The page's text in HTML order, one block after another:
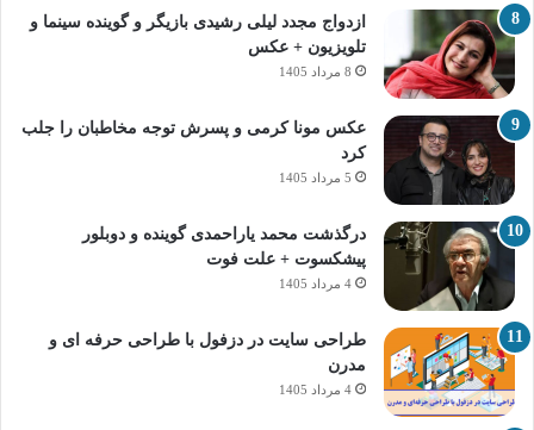
ازدواج مجدد لیلی رشیدی بازیگر و گوینده سینما و
تلویزیون + عکس
8 مرداد 1405
عکس مونا کرمی و پسرش توجه مخاطبان را جلب
کرد
5 مرداد 1405
درگذشت محمد یاراحمدی گوینده و دوبلور
پیشکسوت + علت فوت
4 مرداد 1405
طراحی سایت در دزفول با طراحی حرفه‌ ای و
مدرن
4 مرداد 1405